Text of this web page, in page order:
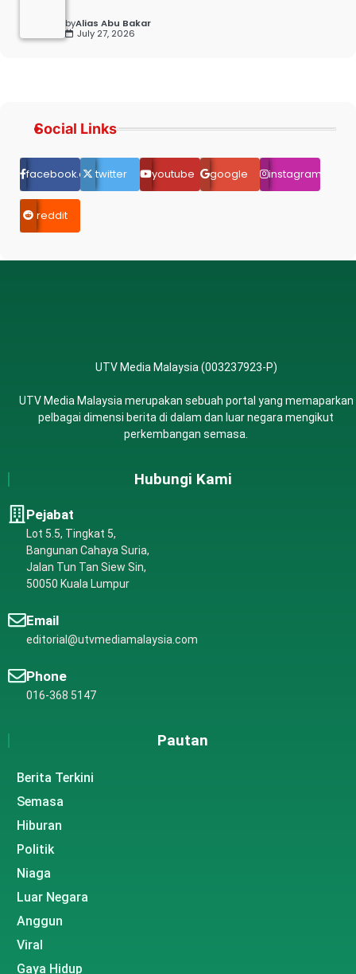
byAlias Abu Bakar
July 27, 2026
Social Links
facebook.comtwitter youtube google instagram
reddit
UTV Media Malaysia (003237923-P)
UTV Media Malaysia merupakan sebuah portal yang memaparkan
pelbagai dimensi berita di dalam dan luar negara mengikut
perkembangan semasa.
Hubungi Kami
Pejabat
Lot 5.5, Tingkat 5,
Bangunan Cahaya Suria,
Jalan Tun Tan Siew Sin,
50050 Kuala Lumpur
Email
editorial@utvmediamalaysia.com
Phone
016-368 5147
Pautan
Berita Terkini
Semasa
Hiburan
Politik
Niaga
Luar Negara
Anggun
Viral
Gaya Hidup